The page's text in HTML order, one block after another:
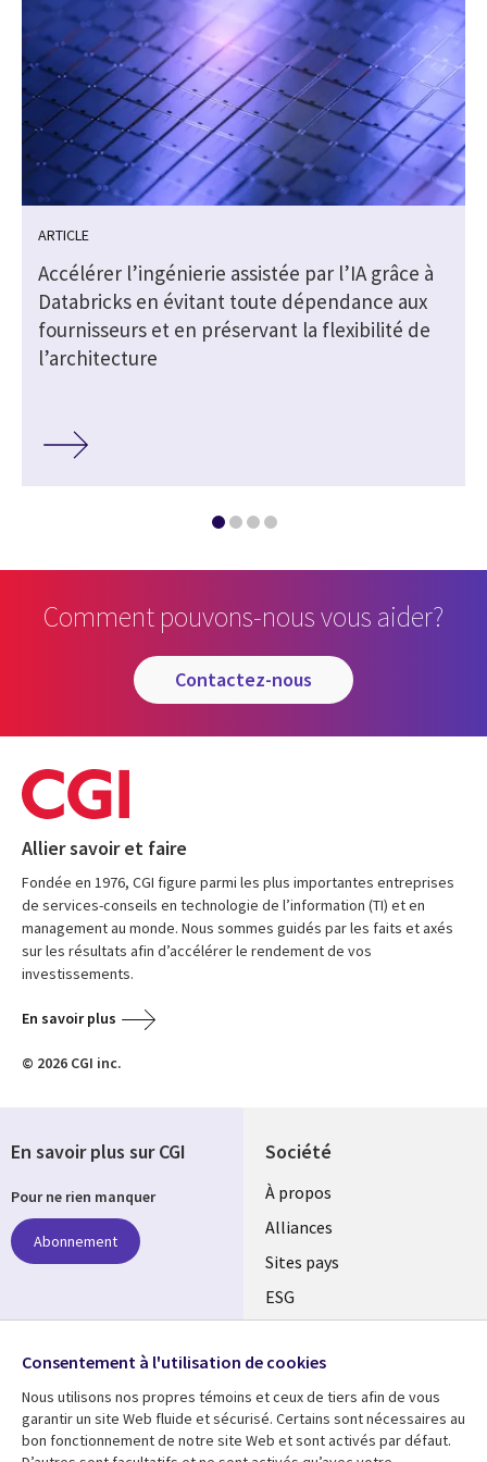
ARTICLE
Accélérer l’ingénierie assistée par l’IA grâce à
Databricks en évitant toute dépendance aux
fournisseurs et en préservant la flexibilité de
l’architecture
Comment pouvons-nous vous aider?
contactez-nous
Allier savoir et faire
Fondée en 1976, CGI figure parmi les plus importantes entreprises
de services-conseils en technologie de l’information (TI) et en
management au monde. Nous sommes guidés par les faits et axés
sur les résultats afin d’accélérer le rendement de vos
investissements.
En savoir plus
© 2026 CGI inc.
Société
À propos
Alliances
Sites pays
ESG
Fusions
Salle de presse
En savoir plus sur CGI
Pour ne rien manquer
Abonnement
Suivez-nous
Social
Media
Global
Consentement à l'utilisation de cookies
Nous utilisons nos propres témoins et ceux de tiers afin de vous
garantir un site Web fluide et sécurisé. Certains sont nécessaires au
bon fonctionnement de notre site Web et sont activés par défaut.